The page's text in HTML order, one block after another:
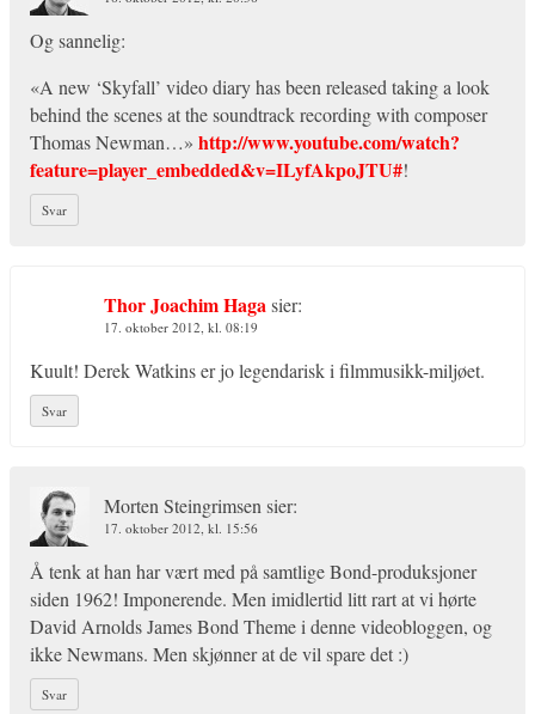
Og sannelig:
«A new ‘Skyfall’ video diary has been released taking a look
behind the scenes at the soundtrack recording with composer
Thomas Newman…» http://www.youtube.com/watch?
feature=player_embedded&v=ILyfAkpoJTU#!
Svar
Thor Joachim Hagasier:
17. oktober 2012, kl. 08:19
Kuult! Derek Watkins er jo legendarisk i filmmusikk-miljøet.
Svar
Morten Steingrimsen sier:
17. oktober 2012, kl. 15:56
Å tenk at han har vært med på samtlige Bond-produksjoner
siden 1962! Imponerende. Men imidlertid litt rart at vi hørte
David Arnolds James Bond Theme i denne videobloggen, og
ikke Newmans. Men skjønner at de vil spare det :)
Svar